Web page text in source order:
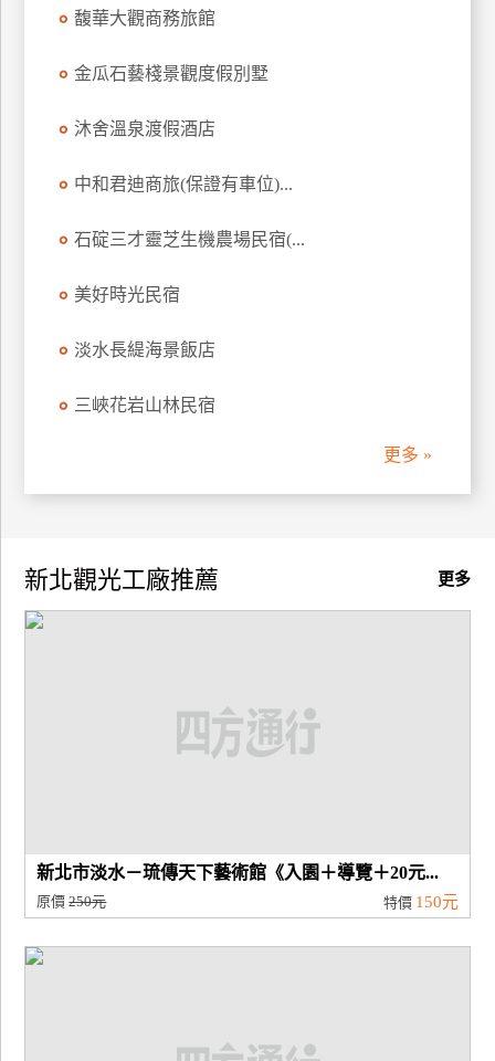
商
合
作
商
品
宣
馥華大觀商務旅館
金瓜石藝棧景觀度假別墅
沐舍溫泉渡假酒店
中和君迪商旅(保證有車位)...
石碇三才靈芝生機農場民宿(...
美好時光民宿
淡水長緹海景飯店
三峽花岩山林民宿
更多 »
更多
新北觀光工廠推薦
新北市淡水－琉傳天下藝術館《入園＋導覽＋20元...
原價250元 特價 150元